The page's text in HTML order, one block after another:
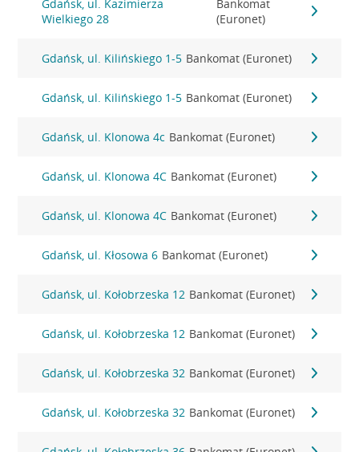
Gdańsk, ul. Kazimierza
Wielkiego 28
Bankomat
(Euronet)
Gdańsk, ul. Kilińskiego 1-5 Bankomat (Euronet)
Gdańsk, ul. Kilińskiego 1-5 Bankomat (Euronet)
Gdańsk, ul. Klonowa 4c Bankomat (Euronet)
Gdańsk, ul. Klonowa 4C Bankomat (Euronet)
Gdańsk, ul. Klonowa 4C Bankomat (Euronet)
Gdańsk, ul. Kłosowa 6 Bankomat (Euronet)
Gdańsk, ul. Kołobrzeska 12 Bankomat (Euronet)
Gdańsk, ul. Kołobrzeska 12 Bankomat (Euronet)
Gdańsk, ul. Kołobrzeska 32 Bankomat (Euronet)
Gdańsk, ul. Kołobrzeska 32 Bankomat (Euronet)